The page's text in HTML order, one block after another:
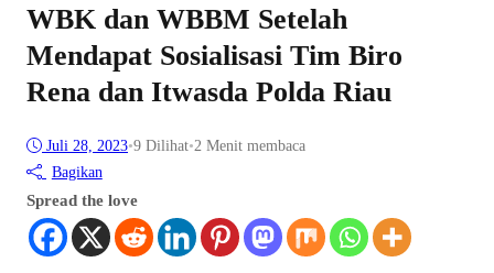
WBK dan WBBM Setelah
Mendapat Sosialisasi Tim Biro
Rena dan Itwasda Polda Riau
Juli 28, 2023•9 Dilihat•2 Menit membaca
Bagikan
Spread the love